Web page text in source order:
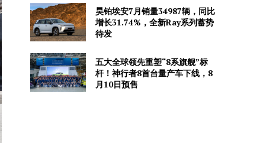
昊铂埃安7月销量34987辆，同比
增长31.74%，全新Ray系列蓄势
待发
五大全球领先重塑“8系旗舰”标
杆！神行者8首台量产车下线，8
月10日预售